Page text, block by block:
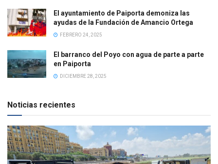
El ayuntamiento de Paiporta demoniza las
ayudas de la Fundación de Amancio Ortega
FEBRERO 24, 2025
El barranco del Poyo con agua de parte a parte
en Paiporta
DICIEMBRE 28, 2025
Noticias recientes